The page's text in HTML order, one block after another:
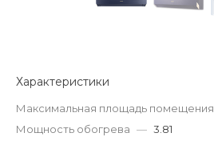
Характеристики
Максимальная площадь помещения
Мощность обогрева — 3.81